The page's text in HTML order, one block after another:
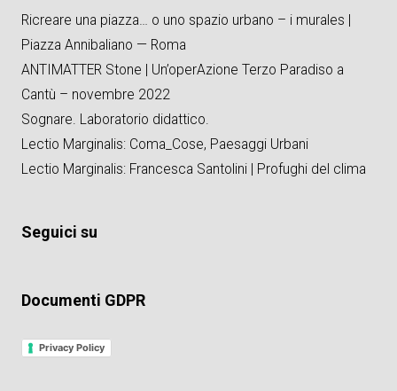
Ricreare una piazza… o uno spazio urbano – i murales |
Piazza Annibaliano — Roma
ANTIMATTER Stone | Un’operAzione Terzo Paradiso a
Cantù – novembre 2022
Sognare. Laboratorio didattico.
Lectio Marginalis: Coma_Cose, Paesaggi Urbani
Lectio Marginalis: Francesca Santolini | Profughi del clima
Seguici su
Documenti GDPR
Privacy Policy